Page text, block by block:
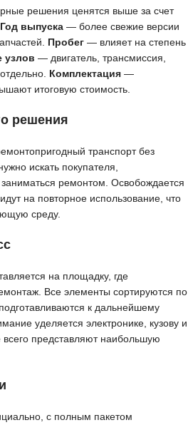
решения ценятся выше за счет
Год выпуска — более свежие версии
Пробег — влияет на степень
узлов — двигатель, трансмиссия,
Комплектация —
итоговую стоимость.
решения
транспорт без
искать покупателя,
ремонтом. Освобождается
на повторное использование, что
среду.
на площадку, где
Все элементы сортируются по
к дальнейшему
уделяется электронике, кузову и
представляют наибольшую
с полным пакетом